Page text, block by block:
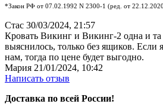
*Закон РФ от 07.02.1992 N 2300-1 (ред. от
Стас 30/03/2024, 21:57
Кровать Викинг и Викинг-2 одна и та
выяснилось, только без ящиков.
нам, тогда по цене будет выгодно.
Мария 21/01/2024, 10:42
Написать отзыв
Доставка по всей России!